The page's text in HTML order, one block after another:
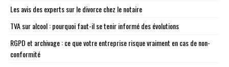
Les avis des experts sur le divorce chez le notaire
TVA sur alcool : pourquoi faut-il se tenir informé des évolutions
RGPD et archivage : ce que votre entreprise risque vraiment en cas de non-
conformité